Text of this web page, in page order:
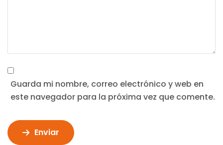
Guarda mi nombre, correo electrónico y web en
este navegador para la próxima vez que comente.
Enviar